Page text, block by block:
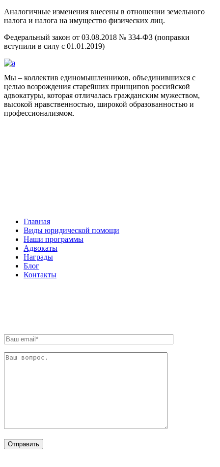
Аналогичные изменения внесены в отношении земельного
налога и налога на имущество физических лиц.
Федеральный закон от 03.08.2018 № 334-ФЗ (поправки
вступили в силу с 01.01.2019)
Мы – коллектив единомышленников, объединившихся с
целью возрождения старейших принципов российской
адвокатуры, которая отличалась гражданским мужеством,
высокой нравственностью, широкой образованностью и
профессионализмом.
Главная
Виды юридической помощи
Наши программы
Адвокаты
Награды
Блог
Контакты